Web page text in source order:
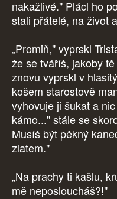
nakažlivé." Plácl ho
stali přátelé, na život
„Promiň," vyprskl
že se tváříš, jakoby
znovu vyprskl v
košem starostově
vyhovuje ji šukat a
kámo..." stále se
Musíš být pěkný
zlatem."
„Na prachy ti kašlu,
mě neposloucháš?!"